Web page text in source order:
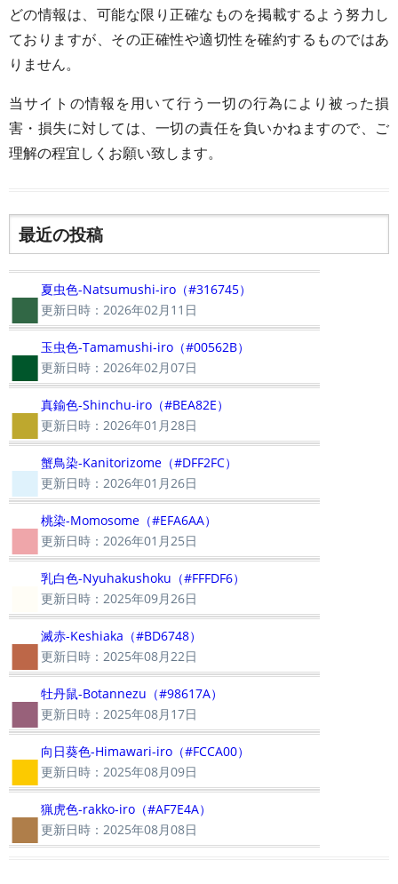
どの情報は、可能な限り正確なものを掲載するよう努力し
ておりますが、その正確性や適切性を確約するものではあ
りません。
当サイトの情報を用いて行う一切の行為により被った損
害・損失に対しては、一切の責任を負いかねますので、ご
理解の程宜しくお願い致します。
最近の投稿
■夏虫色-Natsumushi-iro（#316745）
更新日時：2026年02月11日
■玉虫色-Tamamushi-iro（#00562B）
更新日時：2026年02月07日
■真鍮色-Shinchu-iro（#BEA82E）
更新日時：2026年01月28日
■蟹鳥染-Kanitorizome（#DFF2FC）
更新日時：2026年01月26日
■桃染-Momosome（#EFA6AA）
更新日時：2026年01月25日
■乳白色-Nyuhakushoku（#FFFDF6）
更新日時：2025年09月26日
■滅赤-Keshiaka（#BD6748）
更新日時：2025年08月22日
■牡丹鼠-Botannezu（#98617A）
更新日時：2025年08月17日
■向日葵色-Himawari-iro（#FCCA00）
更新日時：2025年08月09日
■猟虎色-rakko-iro（#AF7E4A）
更新日時：2025年08月08日